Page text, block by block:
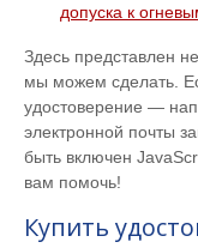
допуска к
Здесь представлен
мы можем сделать.
удостоверение —
электронной почты
быть включен
вам помочь!
Купить